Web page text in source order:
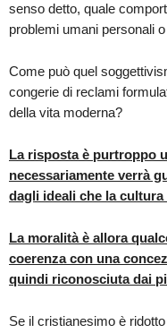
senso detto, quale
problemi umani personali
Come può quel
congerie di reclami
della vita moderna?
La risposta è purtroppo
necessariamente verrà
dagli ideali che la
La moralità è allora
coerenza con una
quindi riconosciuta dai
Se il cristianesimo è